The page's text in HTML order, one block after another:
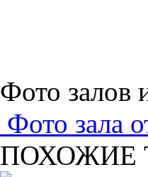
Фото залов
Фото зала
ПОХОЖИЕ